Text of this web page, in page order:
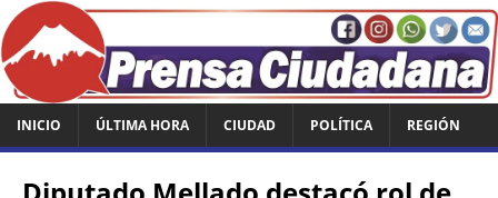
INICIO ÚLTIMA HORA CIUDAD POLÍTICA REGIÓN